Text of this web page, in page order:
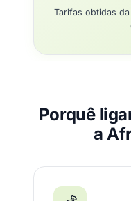
Tarifas obtidas
Porquê
a